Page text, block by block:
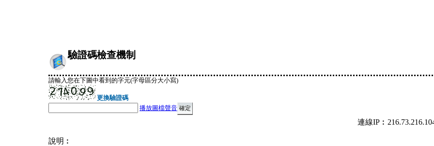
驗證碼檢查機制
請輸入您在下圖中看到的字元(字母區分大小寫)
更換驗證碼
播放圖檔聲音
連線
說明︰